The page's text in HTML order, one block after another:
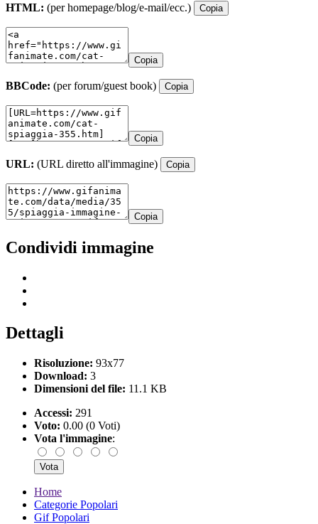
HTML: (per homepage/blog/e-mail/ecc.) Copia
Copia
BBCode: (per forum/guest book) Copia
Copia
URL: (URL diretto all'immagine) Copia
Copia
Condividi immagine
Dettagli
Risoluzione: 93x77
Download: 3
Dimensioni del file: 11.1 KB
Accessi: 291
Voto: 0.00 (0 Voti)
Vota l'immagine:
Home
Categorie Popolari
Gif Popolari